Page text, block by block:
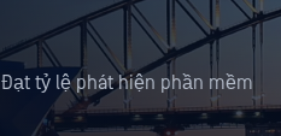
tỷ lệ phát hiện phần mềm